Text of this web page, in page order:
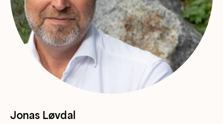
Jonas Løvdal